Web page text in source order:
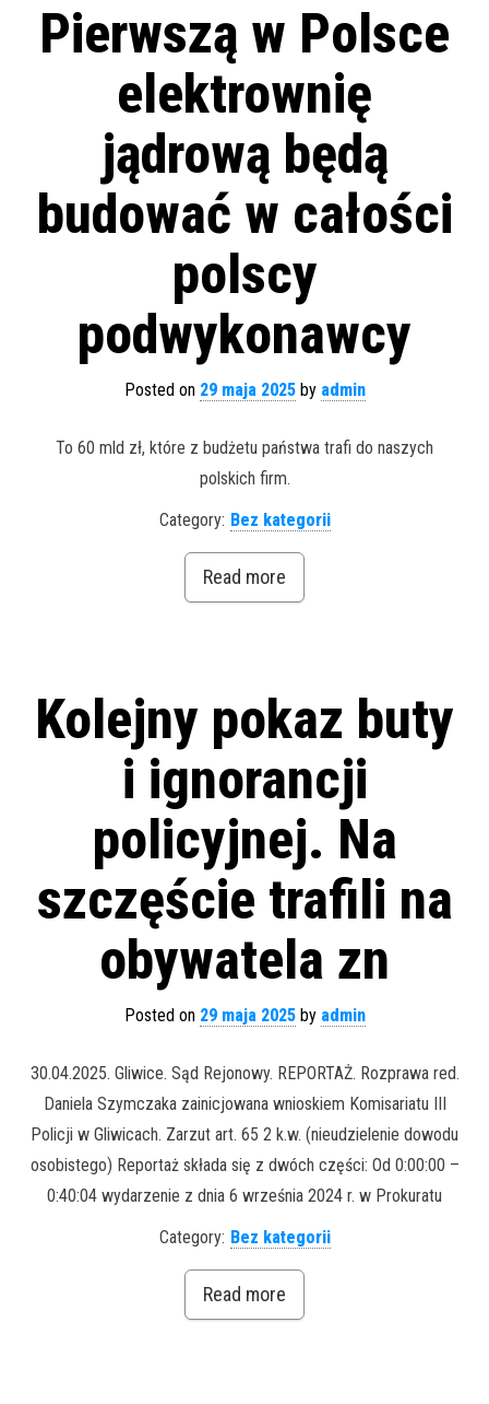
Pierwszą w Polsce
elektrownię
jądrową będą
budować w całości
polscy
podwykonawcy
Posted on 29 maja 2025by admin
To 60 mld zł, które z budżetu państwa trafi do naszych
polskich firm.
Category: Bez kategorii
Read more
Kolejny pokaz buty
i ignorancji
policyjnej. Na
szczęście trafili na
obywatela zn
Posted on 29 maja 2025by admin
30.04.2025. Gliwice. Sąd Rejonowy. REPORTAŻ. Rozprawa red.
Daniela Szymczaka zainicjowana wnioskiem Komisariatu III
Policji w Gliwicach. Zarzut art. 65 2 k.w. (nieudzielenie dowodu
osobistego) Reportaż składa się z dwóch części: Od 0:00:00 –
0:40:04 wydarzenie z dnia 6 września 2024 r. w Prokuratu
Category: Bez kategorii
Read more